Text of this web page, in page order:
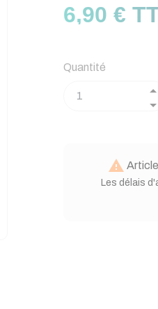
6,90 €
Quantité

Les délais